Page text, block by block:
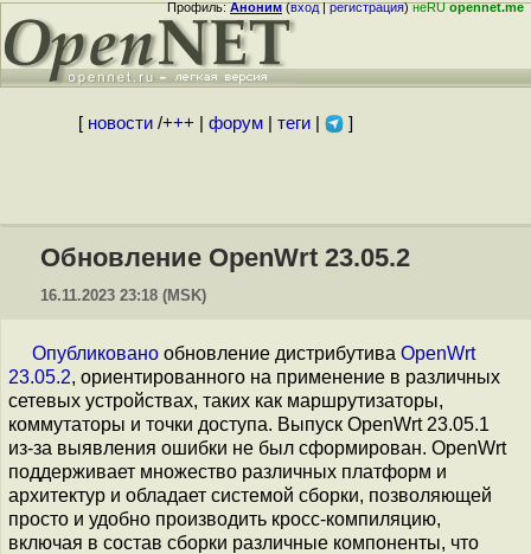
Профиль:Аноним(вход|регистрация)неRUopennet.me
[ новости/+++ форум| теги| ]
Обновление OpenWrt 23.05.2
16.11.2023 23:18 (MSK)
Опубликовано обновление дистрибутива OpenWrt
23.05.2, ориентированного на применение в различных
сетевых устройствах, таких как маршрутизаторы,
коммутаторы и точки доступа. Выпуск OpenWrt 23.05.1
из-за выявления ошибки не был сформирован. OpenWrt
поддерживает множество различных платформ и
архитектур и обладает системой сборки, позволяющей
просто и удобно производить кросс-компиляцию,
включая в состав сборки различные компоненты, что